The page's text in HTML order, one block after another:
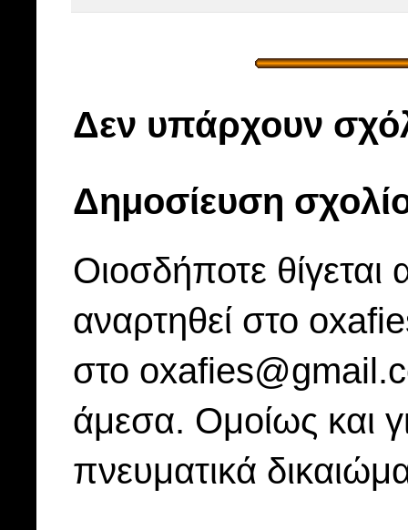
Δεν υπάρχουν
Δημοσίευση
Οιοσδήποτε
αναρτηθεί στο
στο
άμεσα. Ομοίως και
πνευματικά